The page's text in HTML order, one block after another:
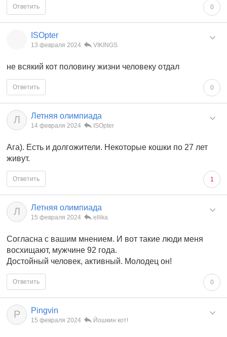
0
Ответить
ISOpter
13 февраля 2024 VIKINGS
не всякий кот половину жизни человеку отдал
0
Ответить
Л Летняя олимпиада
14 февраля 2024 ISOpter
Ага). Есть и долгожители. Некоторые кошки по 27 лет
живут.
1
Ответить
Л Летняя олимпиада
15 февраля 2024 ellika
Согласна с вашим мнением. И вот такие люди меня
восхищают, мужчине 92 года.
Достойный человек, активный. Молодец он!
0
Ответить
P Pingvin
15 февраля 2024 Йошкин кот!